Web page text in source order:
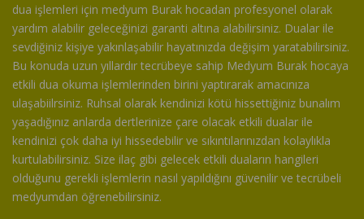
dua işlemleri için medyum Burak hocadan profesyonel olarak
yardım alabilir geleceğinizi garanti altına alabilirsiniz. Dualar ile
sevdiğiniz kişiye yakınlaşabilir hayatınızda değişim yaratabilirsiniz.
Bu konuda uzun yıllardır tecrübeye sahip Medyum Burak hocaya
etkili dua okuma işlemlerinden birini yaptırarak amacınıza
ulaşabiilrsiniz. Ruhsal olarak kendinizi kötü hissettiğiniz bunalım
yaşadığınız anlarda dertlerinize çare olacak etkili dualar ile
kendinizi çok daha iyi hissedebilir ve sıkıntılarınızdan kolaylıkla
kurtulabilirsiniz. Size ilaç gibi gelecek etkili duaların hangileri
olduğunu gerekli işlemlerin nasıl yapıldığını güvenilir ve tecrübeli
medyumdan öğrenebilirsiniz.